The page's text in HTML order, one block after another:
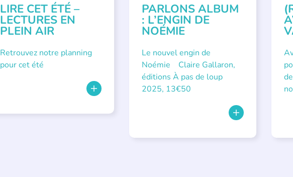
LIRE CET ÉTÉ –
LECTURES EN
PLEIN AIR
Retrouvez notre planning
pour cet été
PARLONS ALBUM
: L’ENGIN DE
NOÉMIE
Le nouvel engin de
Noémie Claire Gallaron,
éditions À pas de loup
2025, 13€50